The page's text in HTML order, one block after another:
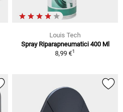
Louis Tech
Spray Riparapneumatici 400 Ml
8,99 €1